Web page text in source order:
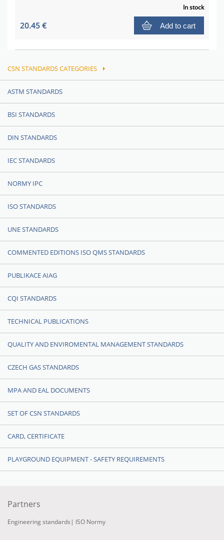
In stock
20.45 € Add to cart
CSN STANDARDS CATEGORIES
ASTM STANDARDS
BSI STANDARDS
DIN STANDARDS
IEC STANDARDS
NORMY IPC
ISO STANDARDS
UNE STANDARDS
COMMENTED EDITIONS ISO QMS STANDARDS
PUBLIKACE AIAG
CQI STANDARDS
TECHNICAL PUBLICATIONS
QUALITY AND ENVIROMENTAL MANAGEMENT STANDARDS
CZECH GAS STANDARDS
MPA AND EAL DOCUMENTS
SET OF CSN STANDARDS
CARD, CERTIFICATE
PLAYGROUND EQUIPMENT - SAFETY REQUIREMENTS
Partners
Engineering standards | ISO Normy